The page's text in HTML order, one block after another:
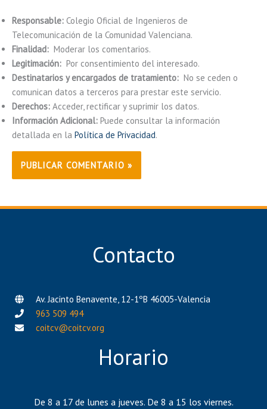
Responsable: Colegio Oficial de Ingenieros de
Telecomunicación de la Comunidad Valenciana.
Finalidad: Moderar los comentarios.
Legitimación: Por consentimiento del interesado.
Destinatarios y encargados de tratamiento: No se ceden o
comunican datos a terceros para prestar este servicio.
Derechos: Acceder, rectificar y suprimir los datos.
Información Adicional: Puede consultar la información
detallada en la Política de Privacidad.
Contacto
Av. Jacinto Benavente, 12-1ºB 46005-Valencia
963 509 494
coitcv@coitcv.org
Horario
De 8 a 17 de lunes a jueves. De 8 a 15 los viernes.